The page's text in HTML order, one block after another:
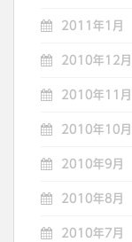
2011年1月
2010年12月
2010年11月
2010年10月
2010年9月
2010年8月
2010年7月